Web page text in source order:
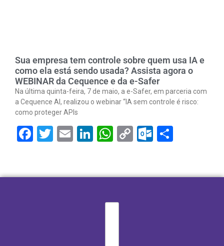
Sua empresa tem controle sobre quem usa IA e
como ela está sendo usada? Assista agora o
WEBINAR da Cequence e da e-Safer
Na última quinta-feira, 7 de maio, a e-Safer, em parceria com
a Cequence AI, realizou o webinar “IA sem controle é risco:
como proteger APIs
Facebook
Twitter
EmailLinkedIn
WhatsApp
Copy